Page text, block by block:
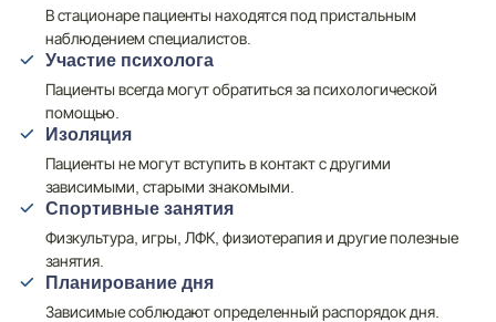
В стационаре пациенты находятся под пристальным
наблюдением специалистов.
Участие психолога
Пациенты всегда могут обратиться за психологической
помощью.
Изоляция
Пациенты не могут вступить в контакт с другими
зависимыми, старыми знакомыми.
Спортивные занятия
Физкультура, игры, ЛФК, физиотерапия и другие полезные
занятия.
Планирование дня
Зависимые соблюдают определенный распорядок дня.